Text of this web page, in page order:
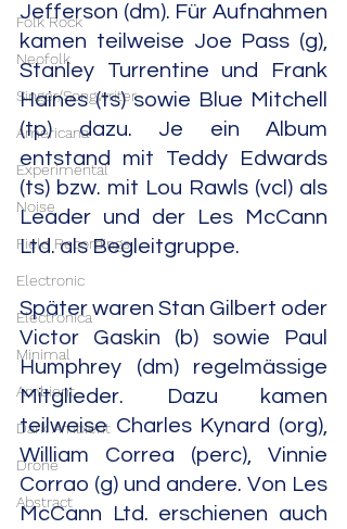
Folk Rock
Neofolk
Singer/Songwriter
Americana
Experimental
Noise
Field Recordings
Electronic
Electronica
Minimal
Ambient
Dark Ambient
Drone
Abstract
Jefferson (dm). Für Aufnahmen
kamen teilweise Joe Pass (g),
Stanley Turrentine und Frank
Haines (ts) sowie Blue Mitchell
(tp) dazu. Je ein Album
entstand mit Teddy Edwards
(ts) bzw. mit Lou Rawls (vcl) als
Leader und der Les McCann
Ltd. als Begleitgruppe.
Später waren Stan Gilbert oder
Victor Gaskin (b) sowie Paul
Humphrey (dm) regelmässige
Mitglieder. Dazu kamen
teilweise Charles Kynard (org),
William Correa (perc), Vinnie
Corrao (g) und andere. Von Les
McCann Ltd. erschienen auch